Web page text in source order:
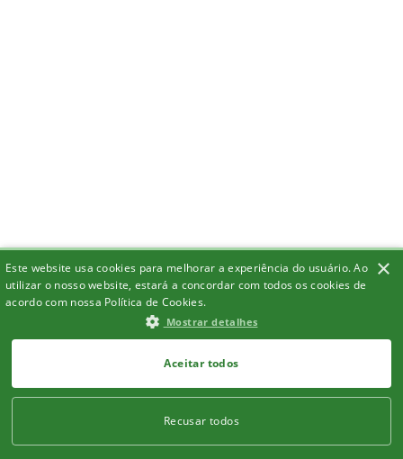
×
Este website usa cookies para melhorar a experiência do usuário. Ao
utilizar o nosso website, estará a concordar com todos os cookies de
acordo com nossa Política de Cookies.
Mostrar detalhes
Aceitar todos
Recusar todos